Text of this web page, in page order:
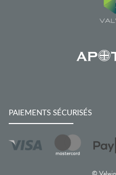
PAIEMENTS SÉCURISÉS